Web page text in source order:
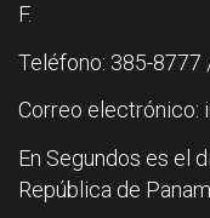
F.
Teléfono: 385-8777
Correo electrónico:
En Segundos es el
República de